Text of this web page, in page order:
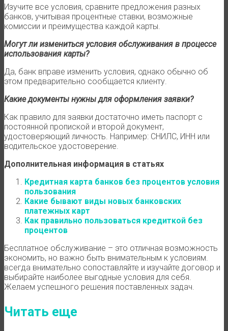
Изучите все условия, сравните предложения разных
банков, учитывая процентные ставки, возможные
комиссии и преимущества каждой карты.
Могут ли измениться условия обслуживания в процессе
использования карты?
Да, банк вправе изменить условия, однако обычно об
этом предварительно сообщается клиенту.
Какие документы нужны для оформления заявки?
Как правило для заявки достаточно иметь паспорт с
постоянной пропиской и второй документ,
удостоверяющий личность. Например: СНИЛС, ИНН или
водительское удостоверение.
Дополнительная информация в статьях
Кредитная карта банков без процентов условия
пользования
Какие бывают виды новых банковских
платежных карт
Как правильно пользоваться кредиткой без
процентов
Бесплатное обслуживание – это отличная возможность
экономить, но важно быть внимательным к условиям.
всегда внимательно сопоставляйте и изучайте договор и
выбирайте наиболее выгодные условия для себя.
Желаем успешного решения поставленных задач.
Читать еще